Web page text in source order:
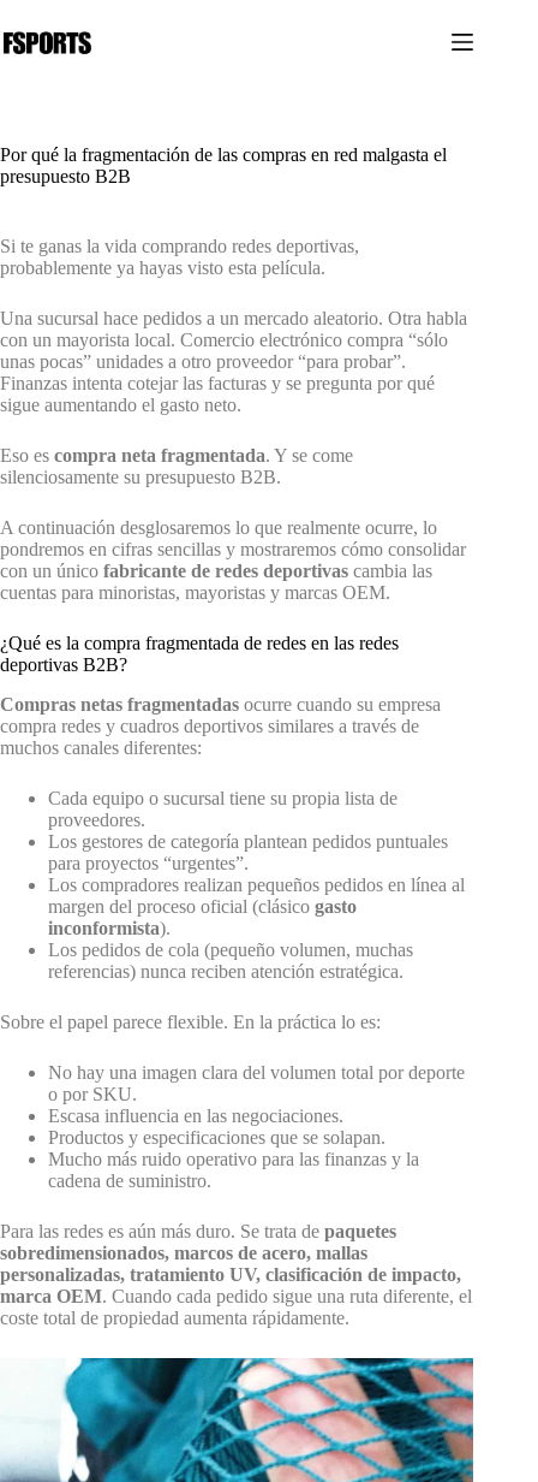
al
contenido
Por qué la fragmentación de las compras en red malgasta el
presupuesto B2B
Si te ganas la vida comprando redes deportivas,
probablemente ya hayas visto esta película.
Una sucursal hace pedidos a un mercado aleatorio. Otra habla
con un mayorista local. Comercio electrónico compra “sólo
unas pocas” unidades a otro proveedor “para probar”.
Finanzas intenta cotejar las facturas y se pregunta por qué
sigue aumentando el gasto neto.
Eso es compra neta fragmentada. Y se come
silenciosamente su presupuesto B2B.
A continuación desglosaremos lo que realmente ocurre, lo
pondremos en cifras sencillas y mostraremos cómo consolidar
con un único fabricante de redes deportivas cambia las
cuentas para minoristas, mayoristas y marcas OEM.
¿Qué es la compra fragmentada de redes en las redes
deportivas B2B?
Compras netas fragmentadas ocurre cuando su empresa
compra redes y cuadros deportivos similares a través de
muchos canales diferentes:
Cada equipo o sucursal tiene su propia lista de
proveedores.
Los gestores de categoría plantean pedidos puntuales
para proyectos “urgentes”.
Los compradores realizan pequeños pedidos en línea al
margen del proceso oficial (clásico gasto
inconformista).
Los pedidos de cola (pequeño volumen, muchas
referencias) nunca reciben atención estratégica.
Sobre el papel parece flexible. En la práctica lo es:
No hay una imagen clara del volumen total por deporte
o por SKU.
Escasa influencia en las negociaciones.
Productos y especificaciones que se solapan.
Mucho más ruido operativo para las finanzas y la
cadena de suministro.
Para las redes es aún más duro. Se trata de paquetes
sobredimensionados, marcos de acero, mallas
personalizadas, tratamiento UV, clasificación de impacto,
marca OEM. Cuando cada pedido sigue una ruta diferente, el
coste total de propiedad aumenta rápidamente.